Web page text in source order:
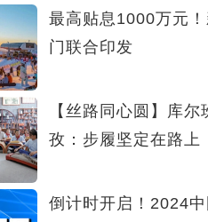
最高贴息1000万元
门联合印发
【丝路同心圆】库尔
孜：步履坚定在路上
倒计时开启！2024中
疆温宿：穿越峡谷一场速度与激情的